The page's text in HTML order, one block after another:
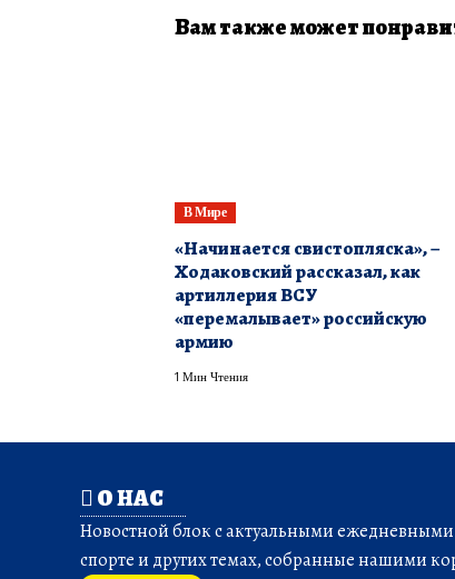
Вам также может
В Мире
«Начинается свистопляска», –
Ходаковский рассказал, как
артиллерия ВСУ
«перемалывает» российскую
армию
1 Мин Чтения
О НАС
Новостной блок с актуальными
спорте и других темах, собранные нашими